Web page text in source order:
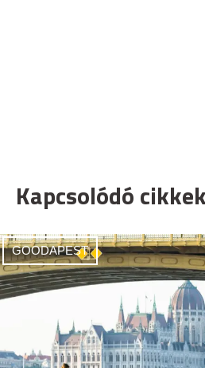
Kapcsolódó cikkek
GOODAPEST